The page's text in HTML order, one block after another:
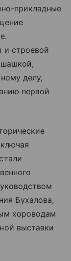
прикладные
и строевой
шашкой,
делу,
первой
Бухалова,
хороводам
выставки